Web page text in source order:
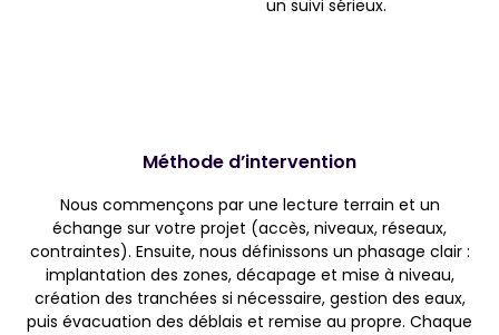
un suivi sérieux.
Méthode d’intervention
Nous commençons par une lecture terrain et un
échange sur votre projet (accès, niveaux, réseaux,
contraintes). Ensuite, nous définissons un phasage clair :
implantation des zones, décapage et mise à niveau,
création des tranchées si nécessaire, gestion des eaux,
puis évacuation des déblais et remise au propre. Chaque